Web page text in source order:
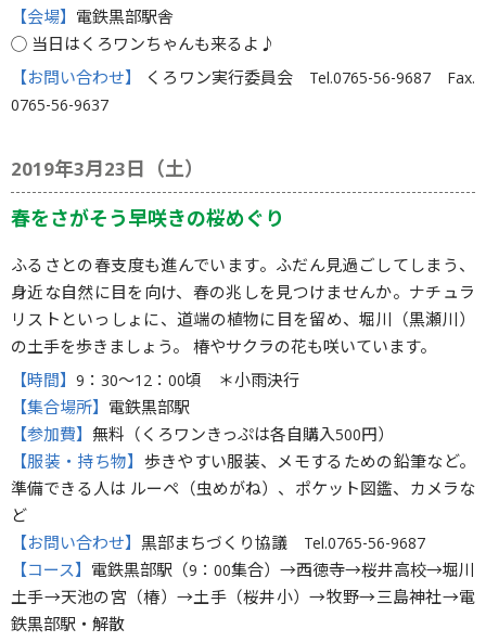
【会場】 電鉄黒部駅舎
◯ 当日はくろワンちゃんも来るよ♪
【お問い合わせ】
くろワン実行委員会 Tel.0765-56-9687 Fax.
0765-56-9637
2019年3月23日（土）
春をさがそう早咲きの桜めぐり
ふるさとの春支度も進んでいます。ふだん見過ごしてしまう、
身近な自然に目を向け、春の兆しを見つけませんか。ナチュラ
リストといっしょに、道端の植物に目を留め、堀川（黒瀬川）
の土手を歩きましょう。 椿やサクラの花も咲いています。
【時間】 9：30〜12：00頃 ＊小雨決行
【集合場所】 電鉄黒部駅
【参加費】 無料（くろワンきっぷは各自購入500円）
【服装・持ち物】 歩きやすい服装、メモするための鉛筆など。
準備できる人は ルーペ（虫めがね）、ポケット図鑑、カメラな
ど
【お問い合わせ】 黒部まちづくり協議 Tel.0765-56-9687
【コース】 電鉄黒部駅（9：00集合）→西徳寺→桜井高校→堀川
土手→天池の宮（椿）→土手（桜井小）→牧野→三島神社→電
鉄黒部駅・解散